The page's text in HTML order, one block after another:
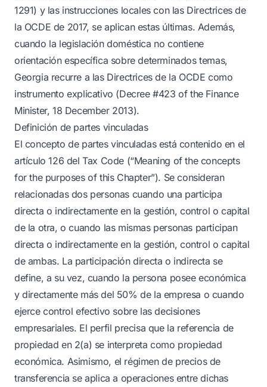
1291) y las instrucciones locales con las Directrices de
la OCDE de 2017, se aplican estas últimas. Además,
cuando la legislación doméstica no contiene
orientación específica sobre determinados temas,
Georgia recurre a las Directrices de la OCDE como
instrumento explicativo (Decree #423 of the Finance
Minister, 18 December 2013).
Definición de partes vinculadas
El concepto de partes vinculadas está contenido en el
artículo 126 del Tax Code (“Meaning of the concepts
for the purposes of this Chapter”). Se consideran
relacionadas dos personas cuando una participa
directa o indirectamente en la gestión, control o capital
de la otra, o cuando las mismas personas participan
directa o indirectamente en la gestión, control o capital
de ambas. La participación directa o indirecta se
define, a su vez, cuando la persona posee económica
y directamente más del 50% de la empresa o cuando
ejerce control efectivo sobre las decisiones
empresariales. El perfil precisa que la referencia de
propiedad en 2(a) se interpreta como propiedad
económica. Asimismo, el régimen de precios de
transferencia se aplica a operaciones entre dichas